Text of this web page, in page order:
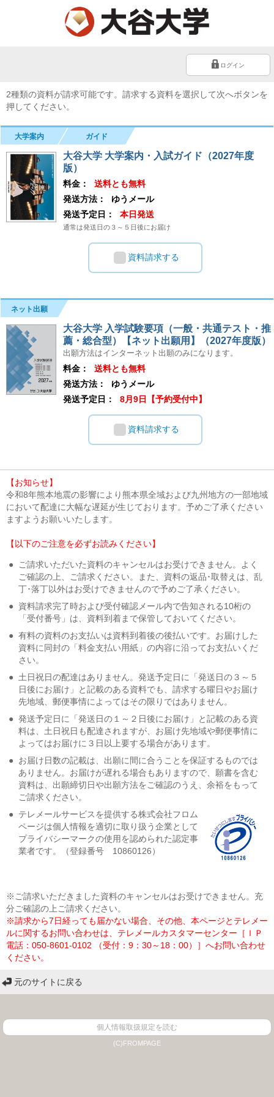
ログイン
2種類の資料が請求可能です。請求する資料を選択して次へボタンを
押してください。
大学案内 ガイド
大谷大学 大学案内・入試ガイド（2027年度
版）
料金：
送料とも無料
発送方法：
ゆうメール
発送予定日：
本日発送
通常は発送日の３～５日後にお届け
資料請求する
ネット出願
大谷大学 入学試験要項（一般・共通テスト・推
薦・総合型）【ネット出願用】（2027年度版）
出願方法はインターネット出願のみになります。
料金：
送料とも無料
発送方法：
ゆうメール
発送予定日：
8月9日【予約受付中】
資料請求する
【お知らせ】
令和8年熊本地震の影響により熊本県全域および九州地方の一部地域
において配達に大幅な遅延が生じております。予めご了承ください
ますようお願いいたします。
【以下のご注意を必ずお読みください】
●
ご請求いただいた資料のキャンセルはお受けできません。よく
ご確認の上、ご請求ください。また、資料の返品･取替えは、乱
丁･落丁以外はお受けできませんので予めご了承ください。
● 資料請求完了時および受付確認メール内で告知される10桁の
「受付番号」は、資料到着まで保管しておいてください。
● 有料の資料のお支払いは資料到着後の後払いです。お届けした
資料に同封の「料金支払い用紙」の内容に沿ってお支払いくだ
さい。
● 土日祝日の配達はありません。発送予定日に「発送日の３～５
日後にお届け」と記載のある資料でも、請求する曜日やお届け
先地域、郵便事情によってはその限りではありません。
● 発送予定日に「発送日の１～２日後にお届け」と記載のある資
料は、土日祝日も配達されますが、お届け先地域や郵便事情に
よってはお届けに３日以上要する場合があります。
● お届け日数の記載は、出願に間に合うことを保証するものでは
ありません。お届けが遅れる場合もありますので、願書を含む
資料は、出願締切日や出願方法をご確認のうえ、余裕をもって
ご請求ください。
● テレメールサービスを提供する株式会社フロム
ページは個人情報を適切に取り扱う企業として
プライバシーマークの使用を認められた認定事
業者です。（登録番号 10860126）
※ご請求いただきました資料のキャンセルはお受けできません。充
分ご確認の上ご請求ください。
※請求から7日経っても届かない場合、その他、本ページとテレメー
ルに関するお問い合わせは、テレメールカスタマーセンター［ＩＰ
電話：050-8601-0102 （受付：9：30～18：00）］へお問い合わせ
ください。
元のサイトに戻る
個人情報取扱規定を読む
(C)FROMPAGE